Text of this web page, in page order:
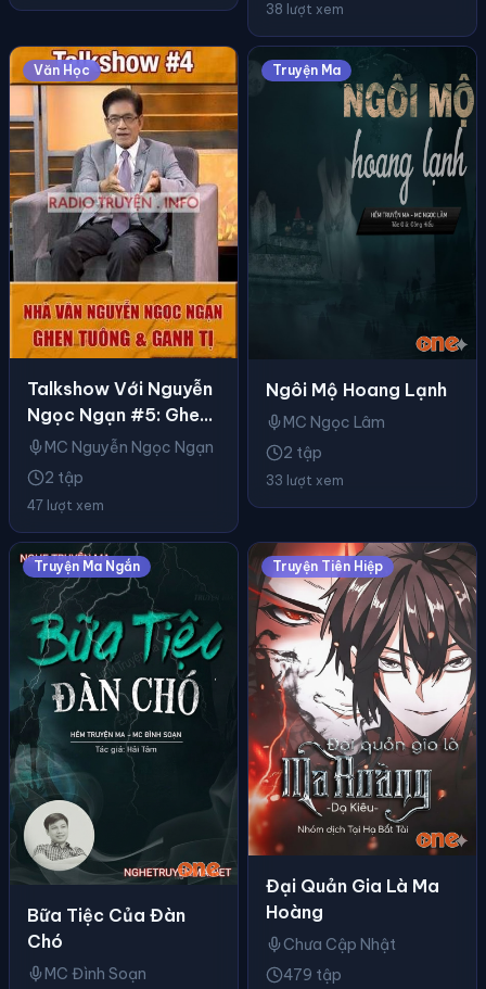
38 lượt xem
Văn Học
Talkshow Với Nguyễn
Ngọc Ngạn #5: Ghen
Tuông & Ganh Tị
MC Nguyễn Ngọc Ngạn
2 tập
47 lượt xem
Truyện Ma
Ngôi Mộ Hoang Lạnh
MC Ngọc Lâm
2 tập
33 lượt xem
Truyện Ma Ngắn
Bữa Tiệc Của Đàn
Chó
MC Đình Soạn
Truyện Tiên Hiệp
Đại Quản Gia Là Ma
Hoàng
Chưa Cập Nhật
479 tập